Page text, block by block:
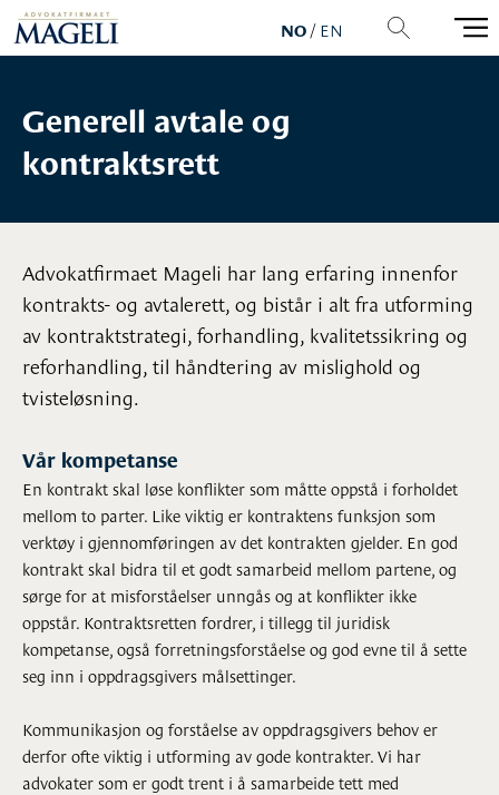
NO/EN
Generell avtale og
kontraktsrett
Advokatfirmaet Mageli har lang erfaring innenfor
kontrakts- og avtalerett, og bistår i alt fra utforming
av kontraktstrategi, forhandling, kvalitetssikring og
reforhandling, til håndtering av mislighold og
tvisteløsning.
Vår kompetanse
En kontrakt skal løse konflikter som måtte oppstå i forholdet
mellom to parter. Like viktig er kontraktens funksjon som
verktøy i gjennomføringen av det kontrakten gjelder. En god
kontrakt skal bidra til et godt samarbeid mellom partene, og
sørge for at misforståelser unngås og at konflikter ikke
oppstår. Kontraktsretten fordrer, i tillegg til juridisk
kompetanse, også forretningsforståelse og god evne til å sette
seg inn i oppdragsgivers målsettinger.
Kommunikasjon og forståelse av oppdragsgivers behov er
derfor ofte viktig i utforming av gode kontrakter. Vi har
advokater som er godt trent i å samarbeide tett med